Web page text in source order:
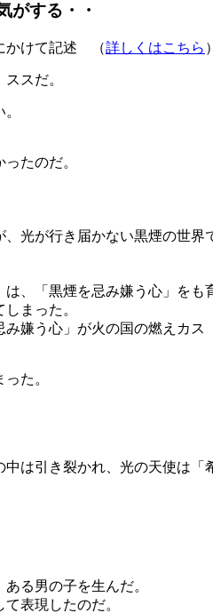
がする・・
かけて記述 （詳しくはこちら
スだ。
たのだ。
光が行き届かない黒煙の世界
、「黒煙を忌み嫌う心」をも
まった。
嫌う心」が火の国の燃えカ
た。
は引き裂かれ、光の天使は
る男の子を生んだ。
表現したのだ。